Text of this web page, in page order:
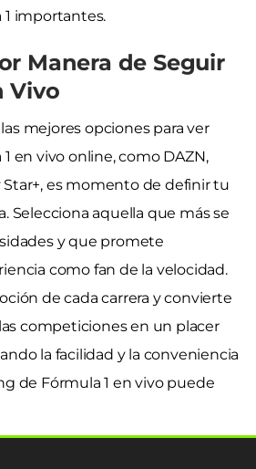
1 importantes.
Manera de Seguir
Vivo
mejores opciones para ver
en vivo online, como DAZN,
Star+, es momento de definir tu
Selecciona aquella que más se
y que promete
como fan de la velocidad.
de cada carrera y convierte
competiciones en un placer
la facilidad y la conveniencia
de Fórmula 1 en vivo puede